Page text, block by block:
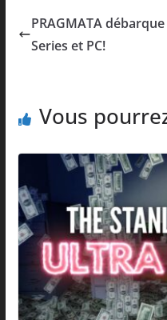
PRAGMATA
Series et PC!
Vous